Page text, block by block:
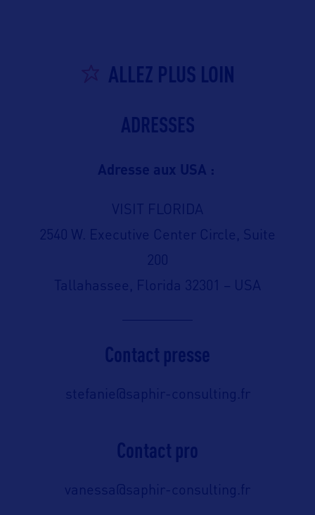
ALLEZ PLUS LOIN
ADRESSES
Adresse aux USA :
VISIT FLORIDA
2540 W. Executive Center Circle, Suite
200
Tallahassee, Florida 32301 – USA
Contact presse
stefanie@saphir-consulting.fr
Contact pro
vanessa@saphir-consulting.fr